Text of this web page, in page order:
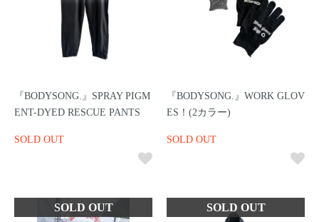
『BODYSONG.』SPRAY PIGM
ENT-DYED RESCUE PANTS
SOLD OUT
『BODYSONG.』WORK GLOV
ES！(2カラー)
SOLD OUT